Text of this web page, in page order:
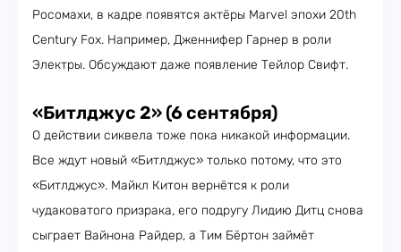
Росомахи, в кадре появятся актёры Marvel эпохи 20th
Century Fox. Например, Дженнифер Гарнер в роли
Электры. Обсуждают даже появление Тейлор Свифт.
«Битлджус 2» (6 сентября)
О действии сиквела тоже пока никакой информации.
Все ждут новый «Битлджус» только потому, что это
«Битлджус». Майкл Китон вернётся к роли
чудаковатого призрака, его подругу Лидию Дитц снова
сыграет Вайнона Райдер, а Тим Бёртон займёт